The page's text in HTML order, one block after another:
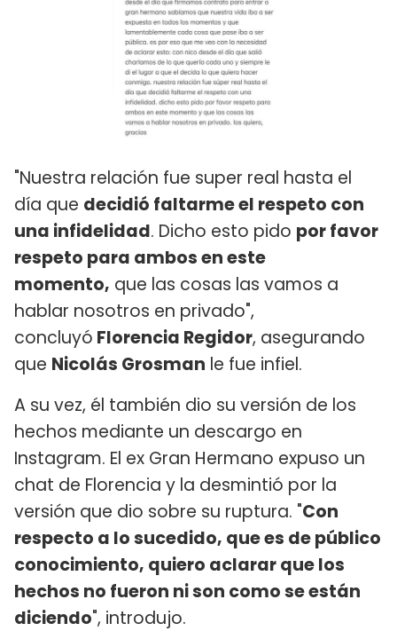
"Nuestra relación fue super real hasta el
día que decidió faltarme el respeto con
una infidelidad. Dicho esto pido por favor
respeto para ambos en este
momento, que las cosas las vamos a
hablar nosotros en privado",
concluyó Florencia Regidor, asegurando
que Nicolás Grosman le fue infiel.
A su vez, él también dio su versión de los
hechos mediante un descargo en
Instagram. El ex Gran Hermano expuso un
chat de Florencia y la desmintió por la
versión que dio sobre su ruptura. "Con
respecto a lo sucedido, que es de público
conocimiento, quiero aclarar que los
hechos no fueron ni son como se están
diciendo", introdujo.